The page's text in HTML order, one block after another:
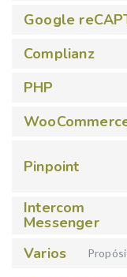
Google
Complianz
PHP
Pinpoint
Intercom
Messenger
Varios